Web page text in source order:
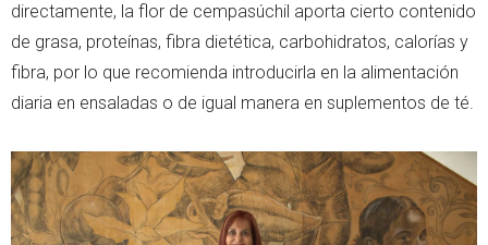
directamente, la flor de cempasúchil aporta cierto contenido
de grasa, proteínas, fibra dietética, carbohidratos, calorías y
fibra, por lo que recomienda introducirla en la alimentación
diaria en ensaladas o de igual manera en suplementos de té.